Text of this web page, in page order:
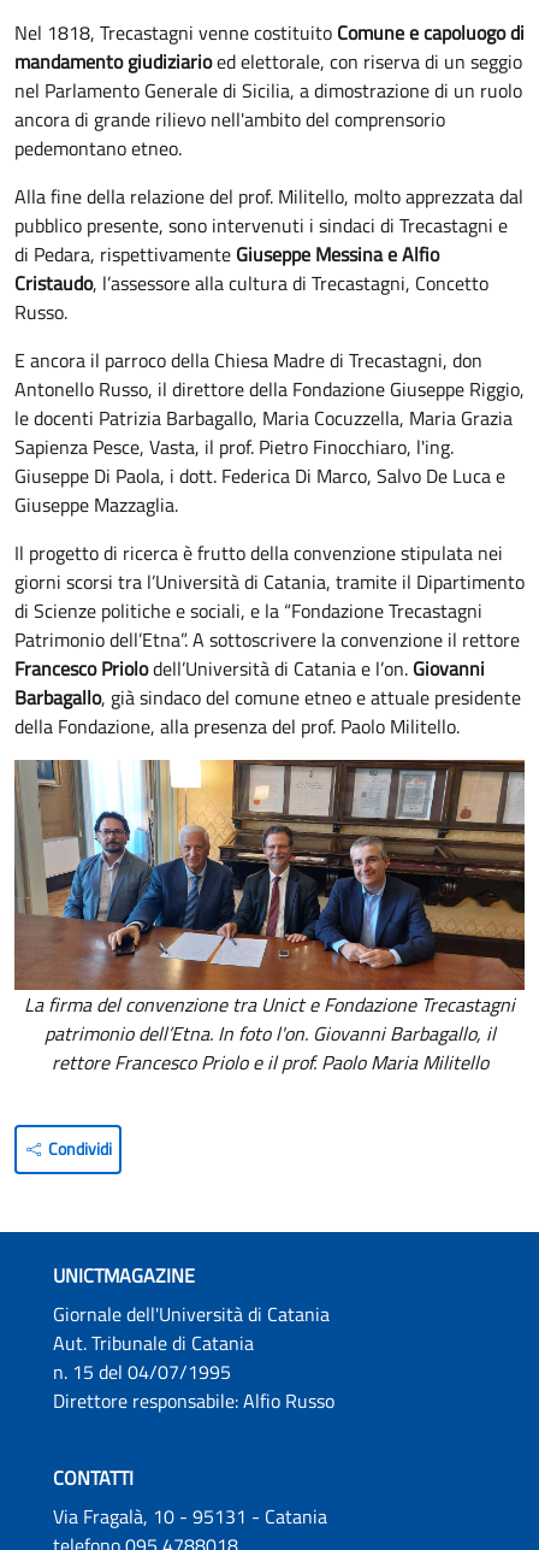
Nel 1818, Trecastagni venne costituito Comune e capoluogo di
mandamento giudiziarioed elettorale, con riserva di un seggio
nel Parlamento Generale di Sicilia, a dimostrazione di un ruolo
ancora di grande rilievo nell'ambito del comprensorio
pedemontano etneo.
Alla fine della relazione del prof. Militello, molto apprezzata dal
pubblico presente, sono intervenuti i sindaci di Trecastagni e
di Pedara, rispettivamente Giuseppe Messina e Alfio
Cristaudo, l’assessore alla cultura di Trecastagni, Concetto
Russo.
E ancora il parroco della Chiesa Madre di Trecastagni, don
Antonello Russo, il direttore della Fondazione Giuseppe Riggio,
le docenti Patrizia Barbagallo, Maria Cocuzzella, Maria Grazia
Sapienza Pesce, Vasta, il prof. Pietro Finocchiaro, l'ing.
Giuseppe Di Paola, i dott. Federica Di Marco, Salvo De Luca e
Giuseppe Mazzaglia.
Il progetto di ricerca è frutto della convenzione stipulata nei
giorni scorsi tra l’Università di Catania, tramite il Dipartimento
di Scienze politiche e sociali, e la “Fondazione Trecastagni
Patrimonio dell’Etna”. A sottoscrivere la convenzione il rettore
Francesco Priolodell’Università di Catania e l’on. Giovanni
Barbagallo, già sindaco del comune etneo e attuale presidente
della Fondazione, alla presenza del prof. Paolo Militello.
La firma del convenzione tra Unict e Fondazione Trecastagni
patrimonio dell’Etna. In foto l'on. Giovanni Barbagallo, il
rettore Francesco Priolo e il prof. Paolo Maria Militello
Condividi
UNICTMAGAZINE
Giornale dell'Università di Catania
Aut. Tribunale di Catania
n. 15 del 04/07/1995
Direttore responsabile: Alfio Russo
CONTATTI
Via Fragalà, 10 - 95131 - Catania